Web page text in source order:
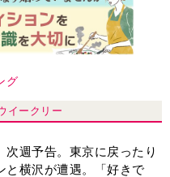
グ
イークリー
次週予告。東京に戻ったり
と横沢が遭遇。「好きで